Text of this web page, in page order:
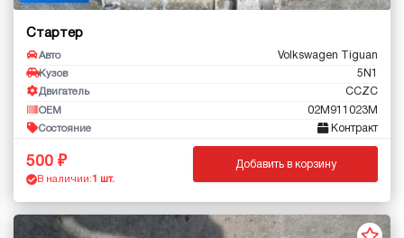
Стартер
Авто Volkswagen Tiguan
Кузов 5N1
Двигатель CCZC
OEM 02M911023M
Состояние Контракт
500
В наличии: 1 шт.
Добавить в корзину